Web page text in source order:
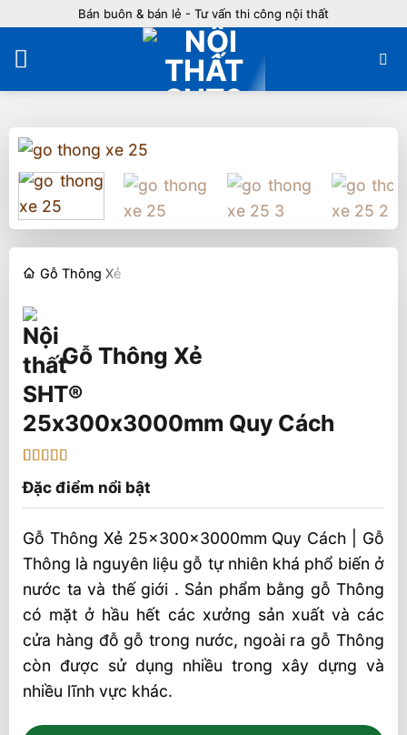
nội
dung
Bán buôn & bán lẻ - Tư vấn thi công nội thất
Gỗ Thông Xẻ
Gỗ Thông Xẻ
25x300x3000mm Quy Cách
trên 5 dựa
trênđánh
giá
Đặc điểm nổi bật
Gỗ Thông Xẻ 25x300x3000mm Quy Cách | Gỗ
Thông là nguyên liệu gỗ tự nhiên khá phổ biến ở
nước ta và thế giới . Sản phẩm bằng gỗ Thông
có mặt ở hầu hết các xưởng sản xuất và các
cửa hàng đỗ gỗ trong nước, ngoài ra gỗ Thông
còn được sử dụng nhiều trong xây dựng và
nhiều lĩnh vực khác.